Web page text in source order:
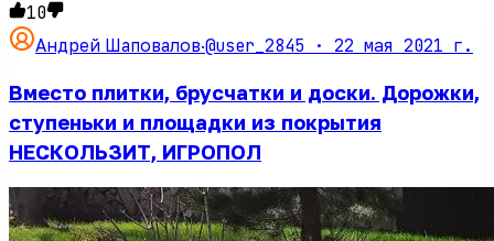
10
Андрей Шаповалов·@user_2845 · 22 мая 2021 г.
Вместо плитки, брусчатки и доски. Дорожки,
ступеньки и площадки из покрытия
НЕСКОЛЬЗИТ, ИГРОПОЛ